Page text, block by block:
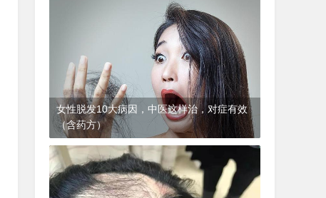
女性脱发10大病因，中医这样治，对症有效
（含药方）
1年前(2024-12-06) 皮肤科